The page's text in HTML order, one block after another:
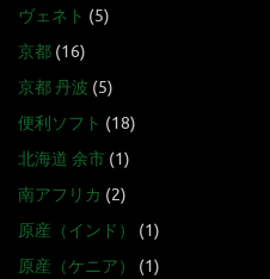
ヴェネト (5)
京都 (16)
京都 丹波 (5)
便利ソフト (18)
北海道 余市 (1)
南アフリカ (2)
原産（インド）
(1)
原産（ケニア）
(1)